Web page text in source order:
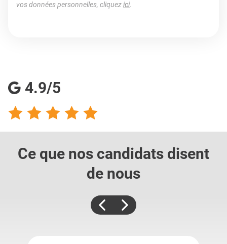
vos données personnelles, cliquezici.
4.9/5
Ce que nos candidats disent
de nous